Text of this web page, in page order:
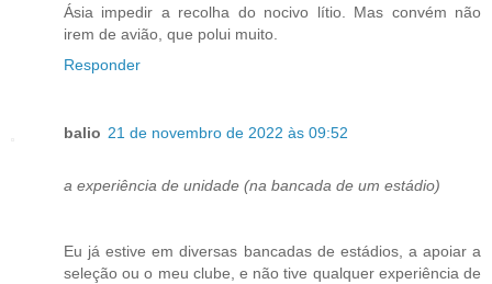
Ásia impedir a recolha do nocivo lítio. Mas convém não
irem de avião, que polui muito.
Responder
balio 21 de novembro de 2022 às 09:52
a experiência de unidade (na bancada de um estádio)
Eu já estive em diversas bancadas de estádios, a apoiar a
seleção ou o meu clube, e não tive qualquer experiência de